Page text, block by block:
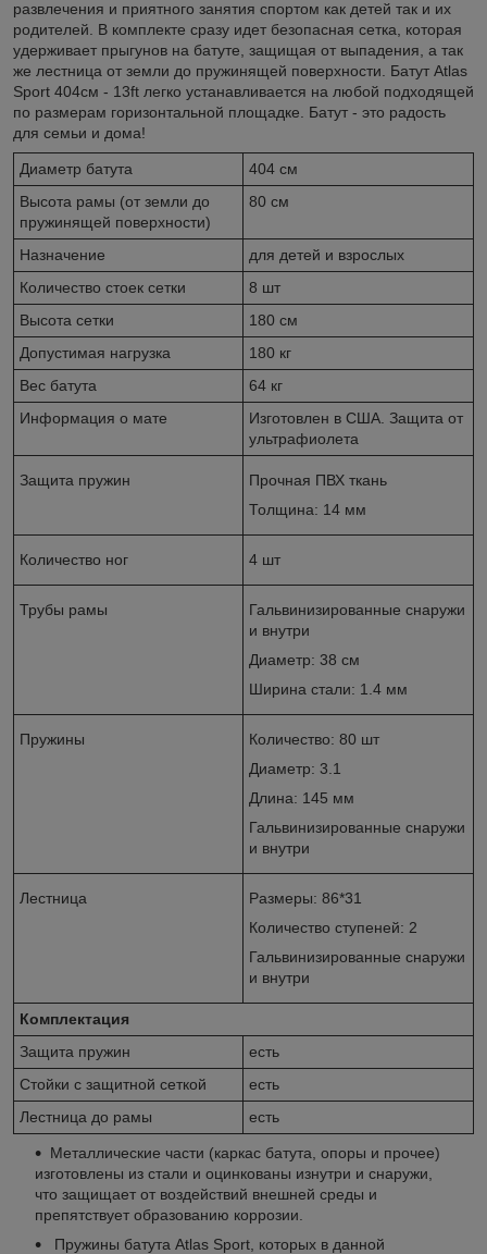
развлечения и приятного занятия спортом как детей так и их
родителей. В комплекте сразу идет безопасная сетка, которая
удерживает прыгунов на батуте, защищая от выпадения, а так
же лестница от земли до пружинящей поверхности. Батут Atlas
Sport 404см - 13ft легко устанавливается на любой подходящей
по размерам горизонтальной площадке. Батут - это радость
для семьи и дома!
Диаметр батута
404 см
Высота рамы (от земли до
пружинящей поверхности)
80 см
Назначение
для детей и взрослых
Количество стоек сетки
8 шт
Высота сетки
180 см
Допустимая нагрузка
180 кг
Вес батута
64 кг
Информация о мате
Изготовлен в США. Защита от
ультрафиолета
Защита пружин
Прочная ПВХ ткань
Толщина: 14 мм
Количество ног 4 шт
Трубы рамы
Гальвинизированные снаружи
и внутри
Диаметр: 38 см
Ширина стали: 1.4 мм
Пружины
Количество: 80 шт
Диаметр: 3.1
Длина: 145 мм
Гальвинизированные снаружи
и внутри
Лестница
Размеры: 86*31
Количество ступеней: 2
Гальвинизированные снаружи
и внутри
Комплектация
Защита пружин
есть
Стойки с защитной сеткой
есть
Лестница до рамы
есть
Металлические части (каркас батута, опоры и прочее)
изготовлены из стали и оцинкованы изнутри и снаружи,
что защищает от воздействий внешней среды и
препятствует образованию коррозии.
Пружины батута Atlas Sport, которых в данной